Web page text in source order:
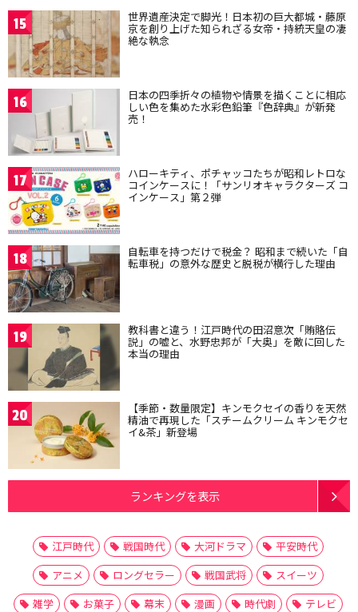
15 世界遺産決定で脚光！日本初の巨大都城・藤原
京を創り上げた知られざる女帝・持統天皇の凄
絶な執念
16 日本の四季折々の植物や情景を描くことに相応
しい色を集めた水彩色鉛筆『色辞典』が新発
売！
17 ハローキティ、ポチャッコたちが昭和レトロな
コインケースに！「サンリオキャラクターズ コ
インケース」第２弾
18 自転車を持つだけで税金？ 昭和まで続いた「自
転車税」の意外な歴史と脱税が横行した理由
19 教科書と違う！江戸時代の田沼意次「賄賂伝
説」の嘘と、水野忠邦が「大奥」を敵に回した
本当の理由
20 【季節・数量限定】キンモクセイの香りを天然
精油で再現した「スチームクリーム キンモクセ
イ&茶」新登場
ランキングを表示
江戸時代 戦国時代 大河ドラマ
平安時代
アニメ
ロングセラー 戦国武将
スイーツ
雑学
お菓子 幕末 漫画 時代劇
テレビ